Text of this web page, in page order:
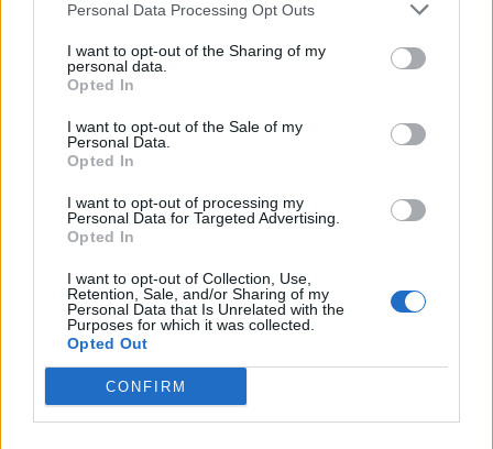
Personal Data Processing Opt Outs
I want to opt-out of the Sharing of my
personal data.
Opted In
I want to opt-out of the Sale of my
Personal Data.
Opted In
I want to opt-out of processing my
Personal Data for Targeted Advertising.
Opted In
I want to opt-out of Collection, Use,
Retention, Sale, and/or Sharing of my
Personal Data that Is Unrelated with the
Purposes for which it was collected.
Opted Out
CONFIRM
Βρέθηκε σορός στον Λυκαβηττό κοντά στο εκκλησάκι
επώδυνο», λέει ο γιος του
Χανιά: Διεθνές Συνέδριο για τη Βιολογία των Φορέων
Μεταδοτικών Ασθενειών
Στις φλόγες δύο διυλιστήρια πετρελαίου στη Ρωσία μετά
από ουκρανική επίθεση με drones
12:29
Οι «αγκαζαρισμένες» ξαπλώστρες στις παραλίες